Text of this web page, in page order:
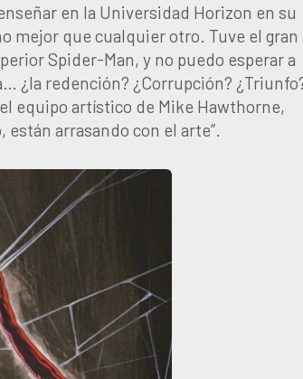
en la Universidad Horizon en su
mejor que cualquier otro. Tuve el gran
Spider-Man, y no puedo esperar a
¿la redención? ¿Corrupción?
equipo artístico de Mike Hawthorne,
arrasando con el arte”.